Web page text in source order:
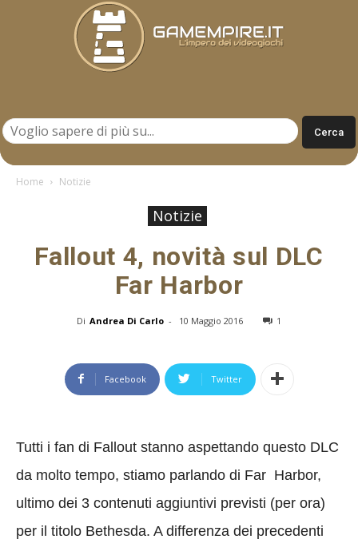
Home Notizie
Notizie
Fallout 4, novità sul DLC
Far Harbor
Di Andrea Di Carlo - 10 Maggio 2016 1
Facebook Twitter
Tutti i fan di Fallout stanno aspettando questo DLC
da molto tempo, stiamo parlando di Far Harbor,
ultimo dei 3 contenuti aggiuntivi previsti (per ora)
per il titolo Bethesda. A differenza dei precedenti